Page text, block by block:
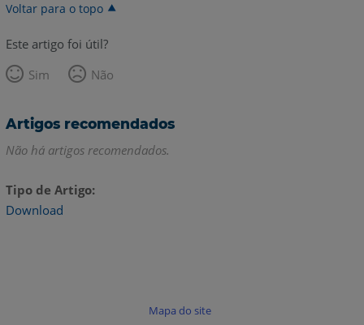
Voltar para o topo
Este artigo foi útil?
Sim
Não
Artigos recomendados
Não há artigos recomendados.
Tipo de Artigo
Download
Mapa do site